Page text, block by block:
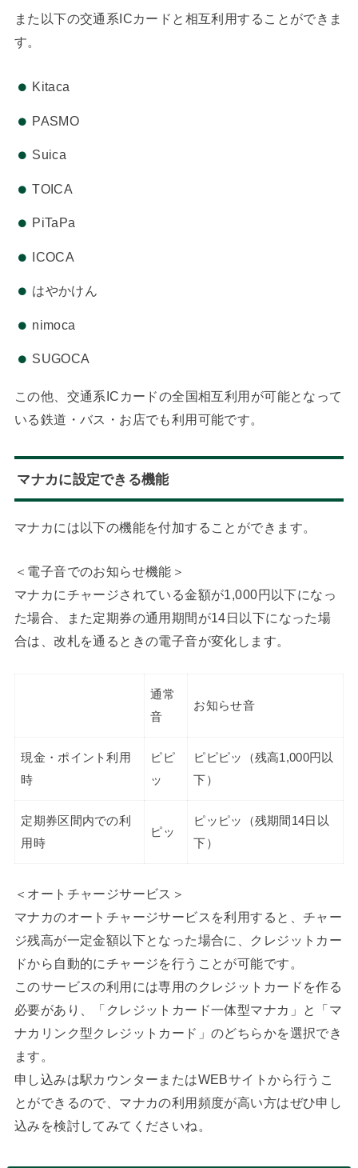
また以下の交通系ICカードと相互利用することができま
す。
Kitaca
PASMO
Suica
TOICA
PiTaPa
ICOCA
はやかけん
nimoca
SUGOCA
この他、交通系ICカードの全国相互利用が可能となって
いる鉄道・バス・お店でも利用可能です。
マナカに設定できる機能
マナカには以下の機能を付加することができます。
＜電子音でのお知らせ機能＞
マナカにチャージされている金額が1,000円以下になっ
た場合、また定期券の通用期間が14日以下になった場
合は、改札を通るときの電子音が変化します。
通常
音
お知らせ音
現金・ポイント利用
時
ピピ
ッ
ピピピッ（残高1,000円以
下）
定期券区間内での利
用時
ピッ
ピッピッ（残期間14日以
下）
＜オートチャージサービス＞
マナカのオートチャージサービスを利用すると、チャー
ジ残高が一定金額以下となった場合に、クレジットカー
ドから自動的にチャージを行うことが可能です。
このサービスの利用には専用のクレジットカードを作る
必要があり、「クレジットカード一体型マナカ」と「マ
ナカリンク型クレジットカード」のどちらかを選択でき
ます。
申し込みは駅カウンターまたはWEBサイトから行うこ
とができるので、マナカの利用頻度が高い方はぜひ申し
込みを検討してみてくださいね。